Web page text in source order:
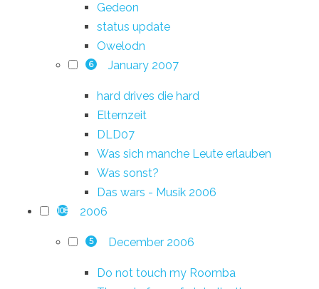
Gedeon
status update
Owelodn
6 January 2007
hard drives die hard
Elternzeit
DLD07
Was sich manche Leute erlauben
Was sonst?
Das wars - Musik 2006
108 2006
5 December 2006
Do not touch my Roomba